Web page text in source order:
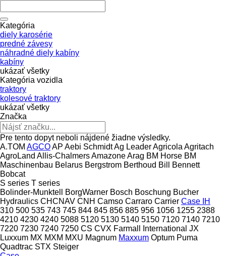
Kategória
diely karosérie
predné závesy
náhradné diely kabíny
kabíny
ukázať všetky
Kategória vozidla
traktory
kolesové traktory
ukázať všetky
Značka
Pre tento dopyt neboli nájdené žiadne výsledky.
A.TOM AGCOAP Aebi SchmidtAg LeaderAgricola Agritach
AgroLand Allis-ChalmersAmazoneArag BM Horse BM
Maschinenbau Belarus Bergstrom Berthoud Bill Bennett
Bobcat
S series T series
Bolinder-Munktell
BorgWarner Bosch Boschung Bucher
Hydraulics CHCNAV CNH Camso Carraro Carrier Case IH
310 500 535 743 745 844 845 856 885 956 1056 1255 2388
4210 4230 4240 5088 5120 5130 5140 5150 7120 7140 7210
7220 7230 7240 7250 CS CVX Farmall International JX
Luxxum MX MXM MXU Magnum Maxxum Optum Puma
Quadtrac STX Steiger